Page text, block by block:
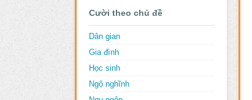
Cười theo chủ đề
Dân gian
Gia đình
Học sinh
Ngộ nghĩnh